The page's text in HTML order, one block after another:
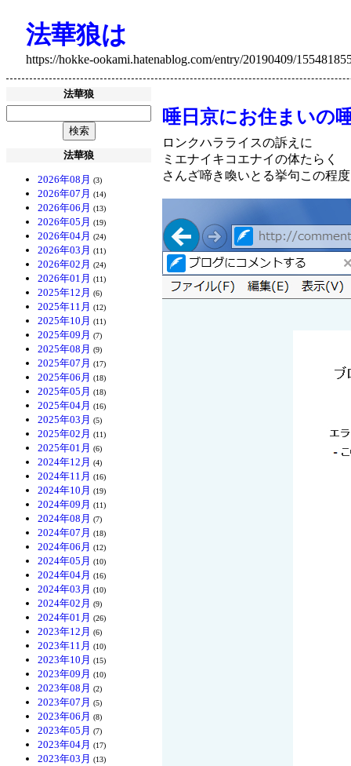
法華狼は
https://hokke-ookami.hatenablog.com/entry/20190409/
法華狼
法華狼
2026年08月 (3)
2026年07月 (14)
2026年06月 (13)
2026年05月 (19)
2026年04月 (24)
2026年03月 (11)
2026年02月 (24)
2026年01月 (11)
2025年12月 (6)
2025年11月 (12)
2025年10月 (11)
2025年09月 (7)
2025年08月 (9)
2025年07月 (17)
2025年06月 (18)
2025年05月 (18)
2025年04月 (16)
2025年03月 (5)
2025年02月 (11)
2025年01月 (6)
2024年12月 (4)
2024年11月 (16)
2024年10月 (19)
2024年09月 (11)
2024年08月 (7)
2024年07月 (18)
2024年06月 (12)
2024年05月 (10)
2024年04月 (16)
2024年03月 (10)
2024年02月 (9)
2024年01月 (26)
2023年12月 (6)
2023年11月 (10)
2023年10月 (15)
2023年09月 (10)
2023年08月 (2)
2023年07月 (5)
2023年06月 (8)
2023年05月 (7)
2023年04月 (17)
2023年03月 (13)
唾日京にお住まいの
ロンクハラライスの訴えに
ミエナイキコエナイの体たらく
さんざ啼き喚いとる挙句この程度